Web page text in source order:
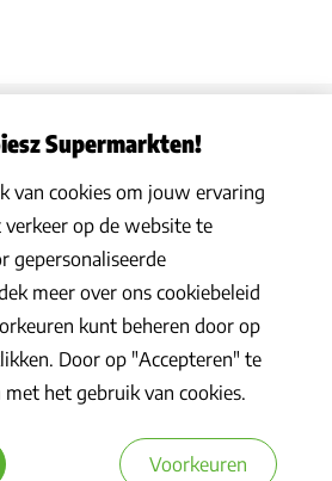
voorwaarden |Hoe werkt het |
vragen|Cookies
B.V. Alle rechten voorbehouden
Supermarkten!
van cookies om jouw ervaring
op de website te
gepersonaliseerde
meer over ons cookiebeleid
kunt beheren door op
Door op "Accepteren" te
het gebruik van cookies.
Voorkeuren